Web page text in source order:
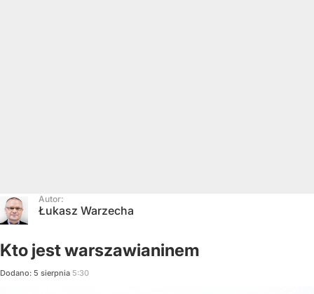
Autor:
Łukasz Warzecha
Kto jest warszawianinem
Dodano: 5 sierpnia 5:30